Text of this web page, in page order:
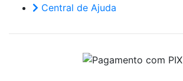
Central de Ajuda